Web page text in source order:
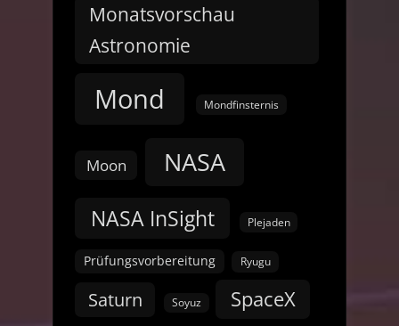
Monatsvorschau
Astronomie
Mond Mondfinsternis
Moon NASA
NASA InSight Plejaden
Prüfungsvorbereitung Ryugu
Saturn Soyuz
SpaceX